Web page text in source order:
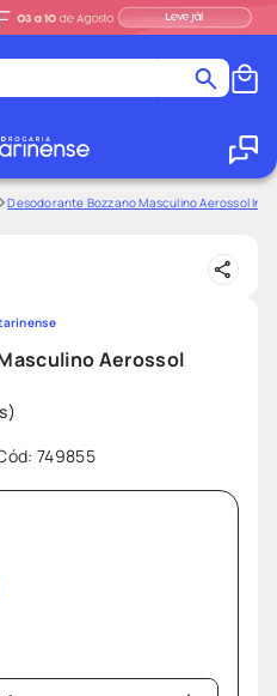
Desodorante Bozzano Masculino Aerossol
Aerossol
: 749855